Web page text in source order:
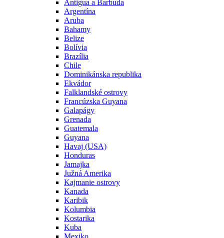
Antigua a Barbuda
Argentína
Aruba
Bahamy
Belize
Bolívia
Brazília
Chile
Dominikánska republika
Ekvádor
Falklandské ostrovy
Francúzska Guyana
Galapágy
Grenada
Guatemala
Guyana
Havaj (USA)
Honduras
Jamajka
Južná Amerika
Kajmanie ostrovy
Kanada
Karibik
Kolumbia
Kostarika
Kuba
Mexiko